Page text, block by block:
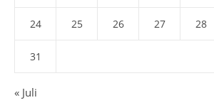
24 25 26 27 28
31
« Juli